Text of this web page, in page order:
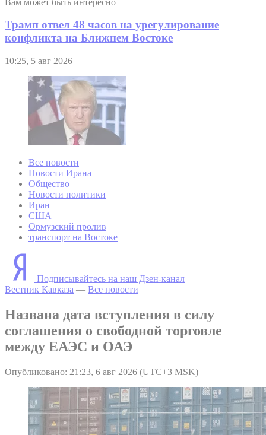
Трамп отвел 48 часов на урегулирование
конфликта на Ближнем Востоке
10:25, 5 авг 2026
Все новости
Новости Ирана
Общество
Новости политики
Иран
США
Ормузский пролив
транспорт на Востоке
Подписывайтесь на наш Дзен-канал
Вестник Кавказа — Все новости
Названа дата вступления в силу
соглашения о свободной торговле
между ЕАЭС и ОАЭ
Опубликовано: 21:23, 6 авг 2026 (UTC+3 MSK)